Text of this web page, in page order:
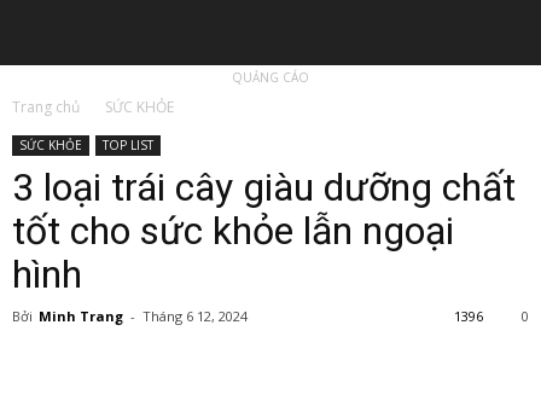
QUẢNG CÁO
Trang chủ SỨC KHỎE
SỨC KHỎE TOP LIST
3 loại trái cây giàu dưỡng chất
tốt cho sức khỏe lẫn ngoại
hình
Bởi Minh Trang - Tháng 6 12, 2024 0
1396